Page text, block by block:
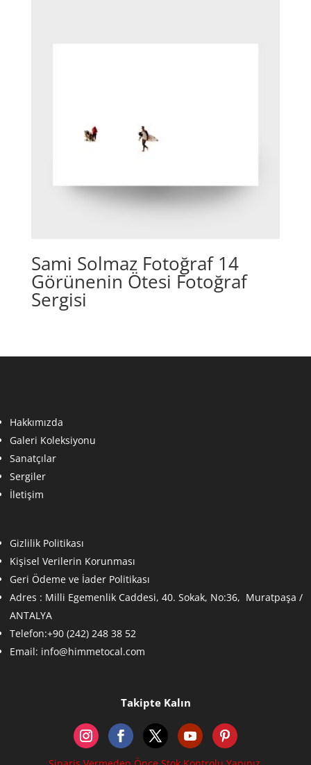
Sami Solmaz Fotoğraf 14
Görünenin Ötesi Fotoğraf
Sergisi
Hakkımızda
Galeri Koleksiyonu
Sanatçılar
Sergiler
İletişim
Gizlilik Politikası
Kişisel Verilerin Korunması
Geri Ödeme ve İader Politikası
Adres : Milli Egemenlik Caddesi, 40. Sokak, No:36, Muratpaşa /
ANTALYA
Telefon:+90 (242) 248 38 52
Email: info@himmetocal.com
Takipte Kalın